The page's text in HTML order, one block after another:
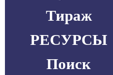
Тираж
РЕСУРСЫ
Поиск